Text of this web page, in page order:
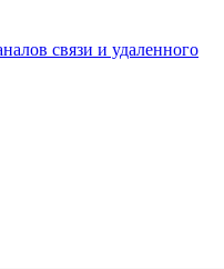
связи и удаленного